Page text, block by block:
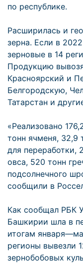
по республике.
Расширилась и
зерна. Если в
зерновые в 14
Продукцию
Красноярский и
Белгородскую,
Татарстан и
«Реализовано
тонн ячменя, 32,9
для переработки,
овса, 520 тонн
подсолнечного
сообщили в
Как сообщал РБК
Башкирии шла в
итогам
регионы вывезли
зернобобовых